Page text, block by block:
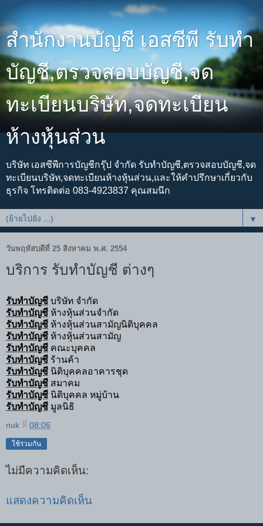
สำนักงานบัญชี เอสซีพี รับทำ
บัญชี,ตรวจสอบบัญชี,จด
ทะเบียนบริษัท,จดทะเบียน
ห้างหุ้นส่วน
บริษัท เอสซีพีการบัญชีกรุ๊ป จำกัด รับทำบัญชี,ตรวจสอบบัญชี,จด
ทะเบียนบริษัท,จดทะเบียนห้างหุ้นส่วน,และให้คำปรึกษาเกี่ยวกับ
ธุรกิจ โทรติดต่อ 083-4923837 คุณสมนึก
▼
วันพฤหัสบดีที่ 25 สิงหาคม พ.ศ. 2554
บริการ รับทำบัญชี ต่างๆ
รับทำบัญชี บริษัท จำกัด
รับทำบัญชี ห้างหุ้นส่วนจำกัด
รับทำบัญชี ห้างหุ้นส่วนสามัญนิติบุคคล
รับทำบัญชี ห้างหุ้นส่วนสามัญ
รับทำบัญชี คณะบุคคล
รับทำบัญชี ร้านค้า
รับทำบัญชี นิติบุคคลอาคารชุด
รับทำบัญชี สมาคม
รับทำบัญชี นิติบุคคล หมู่บ้าน
รับทำบัญชี มูลนิธิ
nuk ที่ 08:06
ใช้ร่วมกัน
ไม่มีความคิดเห็น:
แสดงความคิดเห็น